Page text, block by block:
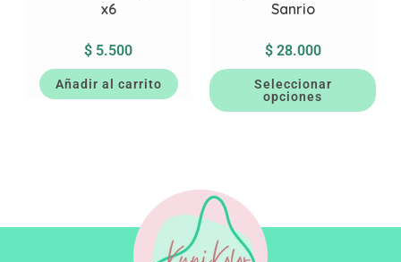
x6
$ 5.500
Añadir al carrito
Sanrio
$28.000
Seleccionar
opciones